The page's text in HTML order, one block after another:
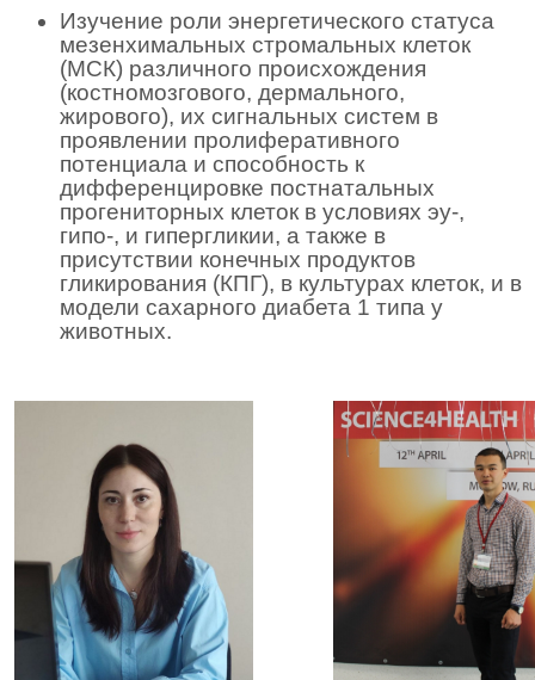
Изучение роли энергетического статуса
мезенхимальных стромальных клеток
(МСК) различного происхождения
(костномозгового, дермального,
жирового), их сигнальных систем в
проявлении пролиферативного
потенциала и способность к
дифференцировке постнатальных
прогениторных клеток в условиях эу-,
гипо-, и гипергликии, а также в
присутствии конечных продуктов
гликирования (КПГ), в культурах клеток, и в
модели сахарного диабета 1 типа у
животных.